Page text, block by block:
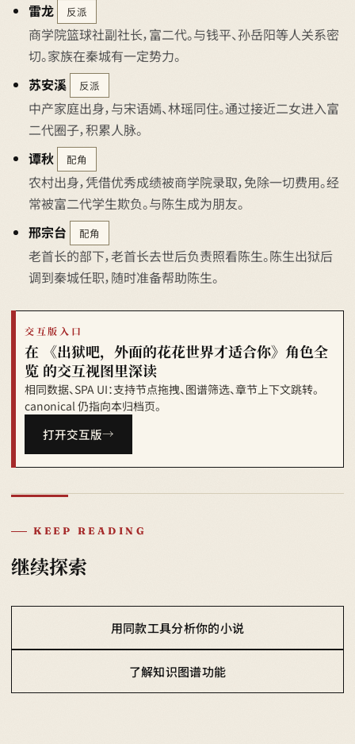
雷龙
反派
商学院篮球社副社长，富二代。与钱平、孙岳阳等人关系密
切。家族在秦城有一定势力。
苏安溪
反派
中产家庭出身，与宋语嫣、林瑶同住。通过接近二女进入富
二代圈子，积累人脉。
谭秋
配角
农村出身，凭借优秀成绩被商学院录取，免除一切费用。经
常被富二代学生欺负。与陈生成为朋友。
邢宗台
配角
老首长的部下，老首长去世后负责照看陈生。陈生出狱后
调到秦城任职，随时准备帮助陈生。
交互版入口
在 《出狱吧，外面的花花世界才适合你》角色全
览 的交互视图里深读
相同数据、SPA UI：支持节点拖拽、图谱筛选、章节上下文跳转。
canonical 仍指向本归档页。
打开交互版
KEEP READING
继续探索
用同款工具分析你的小说
了解知识图谱功能